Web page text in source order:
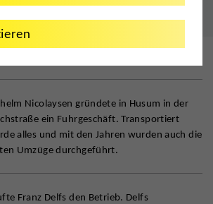
Nicolaysen gründete in Husum in der
ein Fuhrgeschäft. Transportiert
alles und mit den Jahren wurden auch die
Umzüge durchgeführt.
Franz Delfs den Betrieb. Delfs